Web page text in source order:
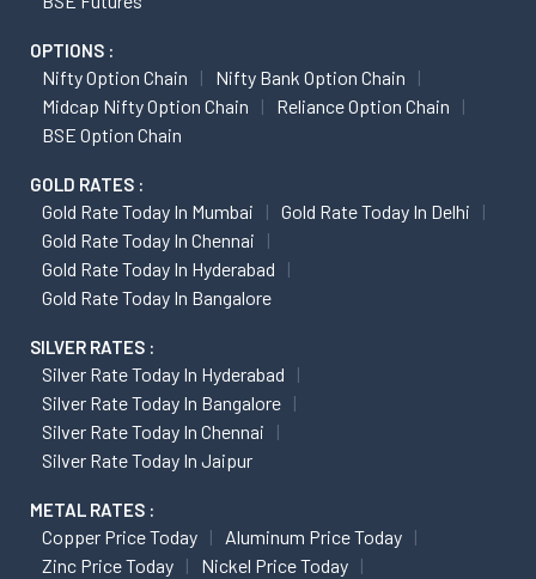
OPTIONS :
Nifty Option Chain
Nifty Bank Option Chain
Midcap Nifty Option Chain
Reliance Option Chain
BSE Option Chain
GOLD RATES :
Gold Rate Today In Mumbai
Gold Rate Today In Delhi
Gold Rate Today In Chennai
Gold Rate Today In Hyderabad
Gold Rate Today In Bangalore
SILVER RATES :
Silver Rate Today In Hyderabad
Silver Rate Today In Bangalore
Silver Rate Today In Chennai
Silver Rate Today In Jaipur
METAL RATES :
Copper Price Today
Aluminum Price Today
Zinc Price Today
Nickel Price Today